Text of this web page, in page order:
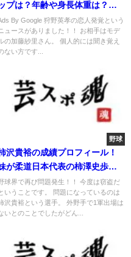
プは？年齢や身長体重は？水
は？
By Google 狩野英孝の恋人発覚という
ュースがありました！！ お相手はモデ
の加藤紗里さん。 個人的には聞き覚え
ない方です...
野球
沢貴裕の成績プロフィール！
が柔道日本代表の柿澤史歩だ
た！
球界で再び問題発生！！ 今度は窃盗だ
いうことです。 問題になっているのは
沢貴裕という選手。 外野手で1軍出場は
いとのことでしたがどん...